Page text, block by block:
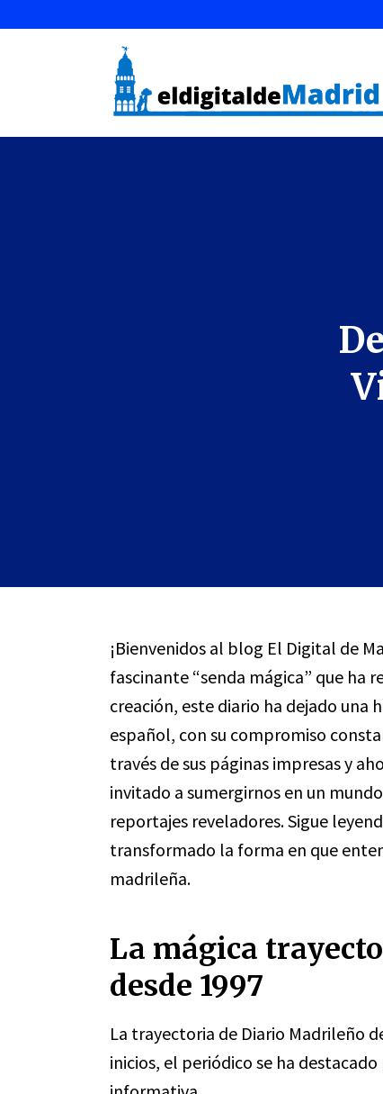
¡Bienvenidos al blog El Digital de
fascinante “senda mágica” que ha
creación, este diario ha dejado
español, con su compromiso
través de sus páginas impresas y
invitado a sumergirnos en un
reportajes reveladores. Sigue
transformado la forma en que
madrileña.
La mágica
desde 1997
La trayectoria de Diario Madrileño
inicios, el periódico se ha